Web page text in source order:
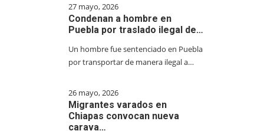
27 mayo, 2026
Condenan a hombre en
Puebla por traslado ilegal de…
Un hombre fue sentenciado en Puebla
por transportar de manera ilegal a…
26 mayo, 2026
Migrantes varados en
Chiapas convocan nueva
carava…